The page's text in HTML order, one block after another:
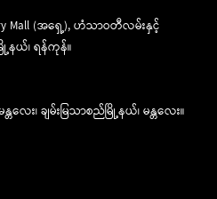
သူတို့အတွက် စစ်မှန်သည့် ပညာရေး
နိုင်မည့် မှန်ကန်သောရွေးချယ်မှုကို
ောင်းသူများအကြောင်းလေ့လာရန်
နိုင်ခြင်း
𝐊𝐧𝐨𝐰𝐥𝐞𝐝𝐠𝐞 တွေကိုလည်း
Mall (အရှေ့), ဟံသာဝတီလမ်းနှင့်
နယ်၊ ရန်ကုန်။
န္တလေး၊ ချမ်းမြသာစည်မြို့နယ်၊ မန္တလေး။